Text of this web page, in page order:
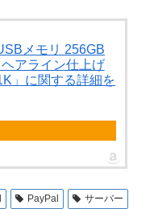
メモリ 256GB
アライン仕上げ
」に関する詳細を
PayPal サーバー